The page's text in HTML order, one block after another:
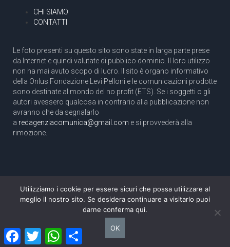
CHI SIAMO
CONTATTI
Le foto presenti su questo sito sono state in larga parte prese
da Internet e quindi valutate di pubblico dominio. Il loro utilizzo
non ha mai avuto scopo di lucro. Il sito è organo informativo
della Onlus Fondazione Levi Pelloni e le comunicazioni prodotte
sono destinate al mondo del no profit (ETS). Se i soggetti o gli
autori avessero qualcosa in contrario alla pubblicazione non
avranno che da segnalarlo
a redagenziacomunica@gmail.com e si provvederà alla
rimozione.
Copyright 2003 com.unica - Tutti i diritti riservati
Aut. Tribunale di Roma N. 466/2003 dell'11/11/2003
Direttore responsabile: Pino Pelloni [direttore@agenziacomunica.net]
Design by Ethoslab.
FacebookTwitter WhatsAppCondividi
Utilizziamo i cookie per essere sicuri che possa utilizzare al
meglio il nostro sito. Se desidera continuare a visitarlo puoi
darne conferma qui.
OK